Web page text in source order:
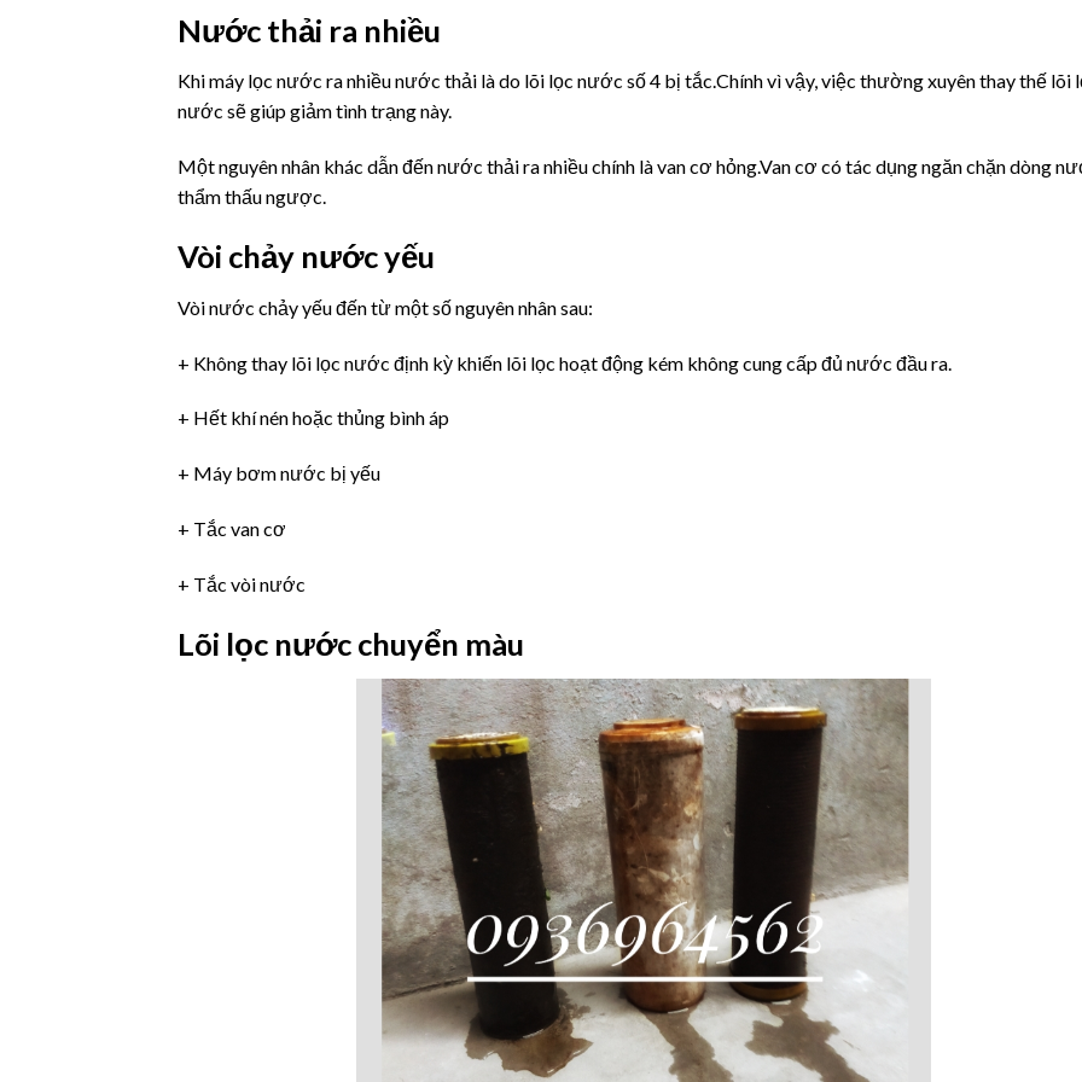
Nước thải ra nhiều
Khi máy lọc nước ra nhiều nước thải là do lõi lọc nước số 4 bị tắc.Chính vì vậy, việc thường xuyên thay thế lõi
nước sẽ giúp giảm tình trạng này.
Một nguyên nhân khác dẫn đến nước thải ra nhiều chính là van cơ hỏng.Van cơ có tác dụng ngăn chặn dòng
thẩm thấu ngược.
Vòi chảy nước yếu
Vòi nước chảy yếu đến từ một số nguyên nhân sau:
+ Không thay lõi lọc nước định kỳ khiến lõi lọc hoạt động kém không cung cấp đủ nước đầu ra.
+ Hết khí nén hoặc thủng bình áp
+ Máy bơm nước bị yếu
+ Tắc van cơ
+ Tắc vòi nước
Lõi lọc nước chuyển màu